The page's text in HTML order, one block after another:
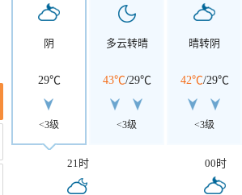
阴
29℃
<3级
多云转晴
43℃/29℃
<3级
晴转阴
42℃/29℃
<3级
21时 00时